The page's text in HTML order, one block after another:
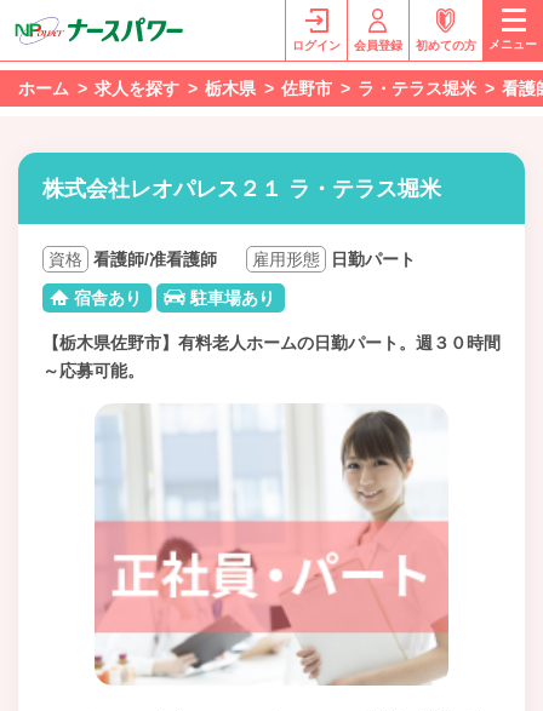
ログイン 会員登録 初めての方 メニュー
ホーム 求人を探す 栃木県 佐野市 ラ・テラス堀米 看護
株式会社レオパレス２１ ラ・テラス堀米
資格 看護師/准看護師 雇用形態
日勤パート
宿舎あり
駐車場あり
【栃木県佐野市】有料老人ホームの日勤パート。週３０時間
～応募可能。